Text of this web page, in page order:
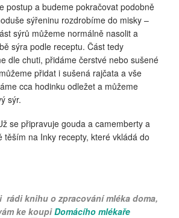
postup a budeme pokračovat podobně
sýřeninu rozdrobíme do misky –
sýrů můžeme normálně nasolit a
sýra podle receptu. Část tedy
dle chuti, přidáme čerstvé nebo sušené
přidat i sušená rajčata a vše
cca hodinku odležet a můžeme
sýr.
se připravuje gouda a camemberty a
těším na Inky recepty, které vkládá do
rádi knihu o zpracování mléka doma,
ke koupiDomácího mlékaře